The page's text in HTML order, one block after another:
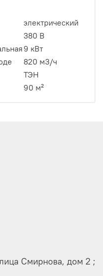
электрический
380 В
9 кВт
820 м3/ч
ТЭН
90 м²
Смирнова, дом 2 ;